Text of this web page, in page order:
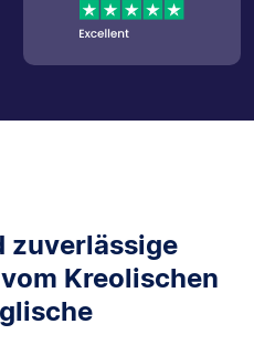
zuverlässige
Kreolischen